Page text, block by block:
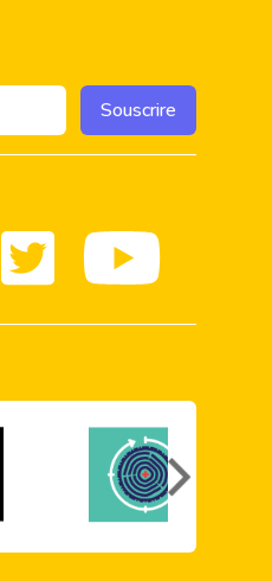
Souscrire
Twitter youtube